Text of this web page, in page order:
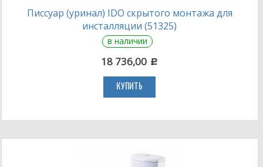
Писсуар (уринал) IDO скрытого монтажа для
инсталляции (51325)
в наличии
18 736,00 c
КУПИТЬ